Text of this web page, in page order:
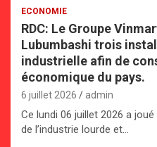
ECONOMIE
RDC: Le Groupe
Lubumbashi trois
industrielle afin de
économique du pays.
6 juillet 2026 admin
Ce lundi 06 juillet 2026 a
de l’industrie lourde et…